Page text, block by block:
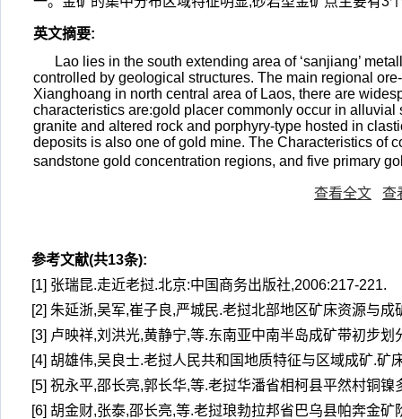
英文摘要:
Lao lies in the south extending area of ‘sanjiang’
controlled by geological structures. The main regional
Xianghoang in north central area of Laos, there are
characteristics are:gold placer commonly occur in
granite and altered rock and porphyry-type hosted in
deposits is also one of gold mine. The Characteristics of
sandstone gold concentration regions, and five primary
查看全文 查
参考文献(共13条):
[1] 张瑞昆.走近老挝.北京:中国商务出版社,2006:217-221.
[2] 朱延浙,吴军,崔子良,严城民.老挝北部地区矿床资源与
[3] 卢映祥,刘洪光,黄静宁,等.东南亚中南半岛成矿带初步
[4] 胡雄伟,吴良士.老挝人民共和国地质特征与区域成矿.矿
[5] 祝永平,邵长亮,郭长华,等.老挝华潘省相柯县平然村铜
[6] 胡金财,张泰,邵长亮,等.老挝琅勃拉邦省巴乌县帕奔金矿